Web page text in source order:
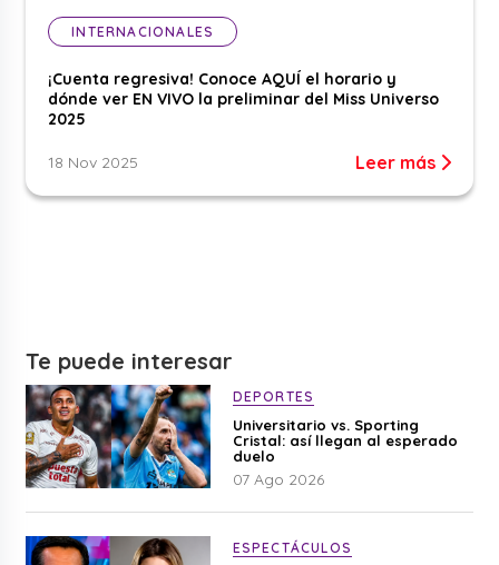
INTERNACIONALES
¡Cuenta regresiva! Conoce AQUÍ el horario y
dónde ver EN VIVO la preliminar del Miss Universo
2025
18 Nov 2025 Leer más
Te puede interesar
DEPORTES
Universitario vs. Sporting
Cristal: así llegan al esperado
duelo
07 Ago 2026
ESPECTÁCULOS